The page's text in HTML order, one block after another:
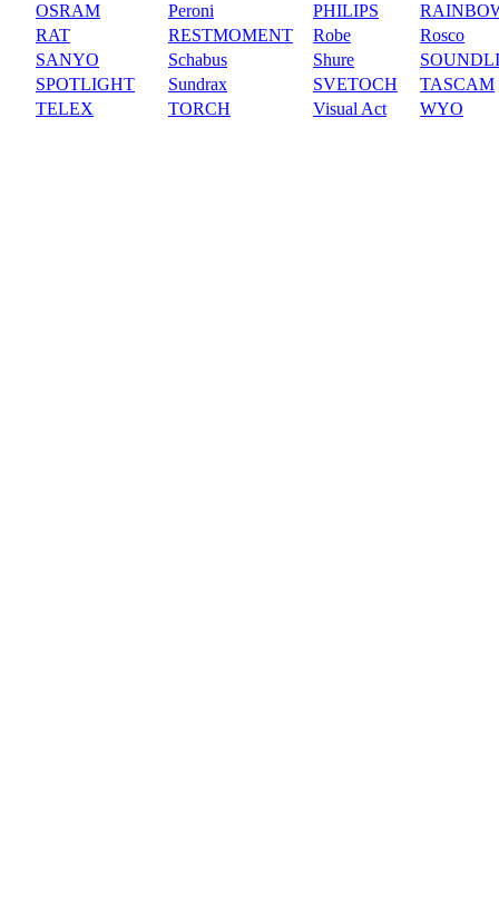
OSRAM
Peroni PHILIPS
RAT
RESTMOMENT Robe
Rosco
SANYO
Schabus Shure
SPOTLIGHT
Sundrax SVETOCH
TASCAM
TELEX
TORCH Visual Act WYO